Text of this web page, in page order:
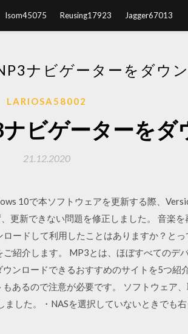
Isom45075 Reusing17923 Jagger67013
ナビゲーターをダウ
LARIOSA58002
ビゲーターをダ
21.12.2020
10で本ソフトウェアを更新する際、
更新できない問題を修正しました。 音楽
ードして利用したことはありますか？と
紹介します。 MP3とは、ほぼすべてのデ
ンロードできるおすすめのサイトを5つ紹
あるので注意が必要です。 ソフトウェア
した。・NASを選択していないときでも